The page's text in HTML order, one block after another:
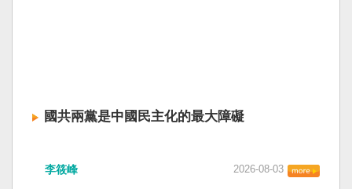
國共兩黨是中國民主化的最大障礙
李筱峰 2026-08-03